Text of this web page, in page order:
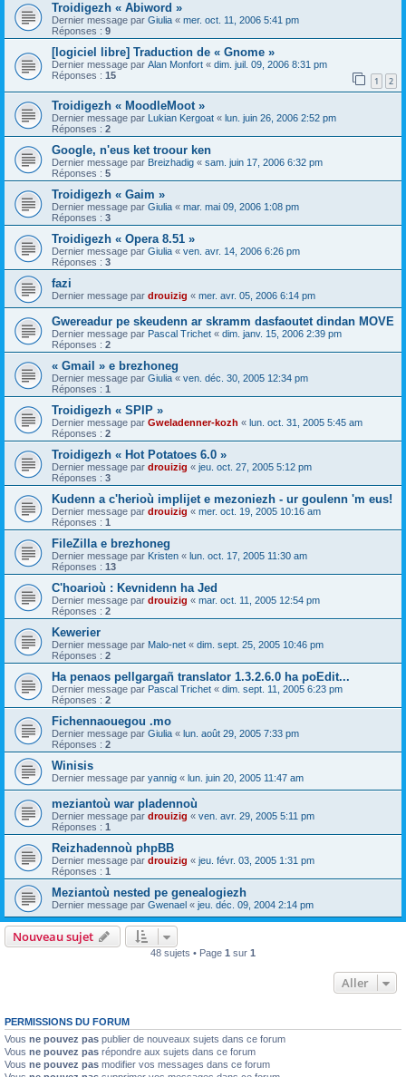
Troidigezh « Abiword »
Dernier message par Giulia « mer. oct. 11, 2006 5:41 pm
Réponses : 9
[logiciel libre] Traduction de « Gnome »
Dernier message par Alan Monfort « dim. juil. 09, 2006 8:31 pm
Réponses : 15 1 2
Troidigezh « MoodleMoot »
Dernier message par Lukian Kergoat « lun. juin 26, 2006 2:52 pm
Réponses : 2
Google, n'eus ket troour ken
Dernier message par Breizhadig « sam. juin 17, 2006 6:32 pm
Réponses : 5
Troidigezh « Gaim »
Dernier message par Giulia « mar. mai 09, 2006 1:08 pm
Réponses : 3
Troidigezh « Opera 8.51 »
Dernier message par Giulia « ven. avr. 14, 2006 6:26 pm
Réponses : 3
fazi
Dernier message par drouizig « mer. avr. 05, 2006 6:14 pm
Gwereadur pe skeudenn ar skramm dasfaoutet dindan MOVE
Dernier message par Pascal Trichet « dim. janv. 15, 2006 2:39 pm
Réponses : 2
« Gmail » e brezhoneg
Dernier message par Giulia « ven. déc. 30, 2005 12:34 pm
Réponses : 1
Troidigezh « SPIP »
Dernier message par Gweladenner-kozh « lun. oct. 31, 2005 5:45 am
Réponses : 2
Troidigezh « Hot Potatoes 6.0 »
Dernier message par drouizig « jeu. oct. 27, 2005 5:12 pm
Réponses : 3
Kudenn a c'herioù implijet e mezoniezh - ur goulenn 'm eus!
Dernier message par drouizig « mer. oct. 19, 2005 10:16 am
Réponses : 1
FileZilla e brezhoneg
Dernier message par Kristen « lun. oct. 17, 2005 11:30 am
Réponses : 13
C'hoarioù : Kevnidenn ha Jed
Dernier message par drouizig « mar. oct. 11, 2005 12:54 pm
Réponses : 2
Kewerier
Dernier message par Malo-net « dim. sept. 25, 2005 10:46 pm
Réponses : 2
Ha penaos pellgargañ translator 1.3.2.6.0 ha poEdit...
Dernier message par Pascal Trichet « dim. sept. 11, 2005 6:23 pm
Réponses : 2
Fichennaouegou .mo
Dernier message par Giulia « lun. août 29, 2005 7:33 pm
Réponses : 2
Winisis
Dernier message par yannig « lun. juin 20, 2005 11:47 am
meziantoù war pladennoù
Dernier message par drouizig « ven. avr. 29, 2005 5:11 pm
Réponses : 1
Reizhadennoù phpBB
Dernier message par drouizig « jeu. févr. 03, 2005 1:31 pm
Réponses : 1
Meziantoù nested pe genealogiezh
Dernier message par Gwenael « jeu. déc. 09, 2004 2:14 pm
Nouveau sujet
48 sujets • Page 1 sur 1
Aller
PERMISSIONS DU FORUM
Vous ne pouvez pas publier de nouveaux sujets dans ce forum
Vous ne pouvez pas répondre aux sujets dans ce forum
Vous ne pouvez pas modifier vos messages dans ce forum